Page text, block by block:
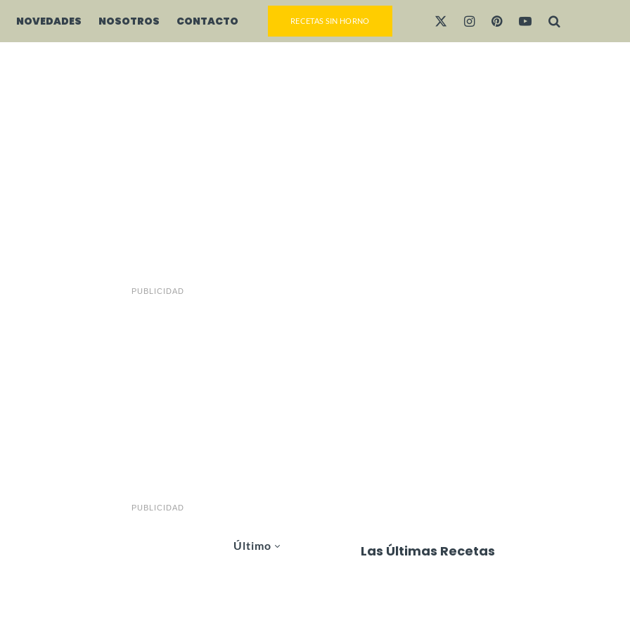
NOVEDADES NOSOTROS CONTACTO RECETAS SIN HORNO
PUBLICIDAD
PUBLICIDAD
Último Las Últimas Recetas